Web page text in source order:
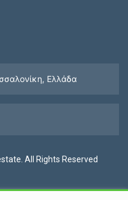
Ελλάδα
All Rights Reserved